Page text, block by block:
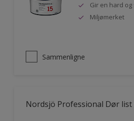
Gir en hard
Miljømerket
Sammenligne
Nordsjö Professional Dør list